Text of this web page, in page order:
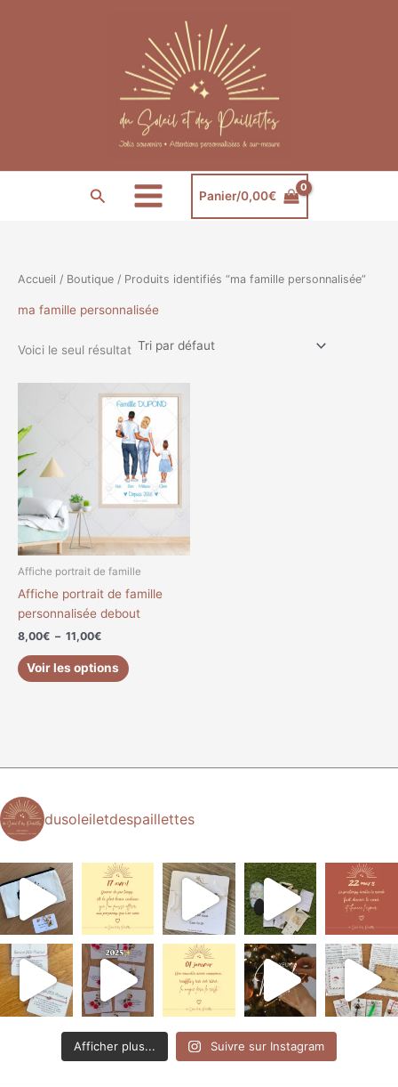
Rechercher Panier/0,00€
Accueil / Boutique / Produits identifiés “ma famille personnalisée”
ma famille personnalisée
Voici le seul résultat
Affiche portrait de famille
Affiche portrait de famille
personnalisée debout
8,00€ – 11,00€
prix :
8,00€
11,00€
Voir les options
Ce
produit
a
plusieurs
variations.
Les
options
être
choisies
sur
la
produit
dusoleiletdespaillettes
Afficher plus... Suivre sur Instagram